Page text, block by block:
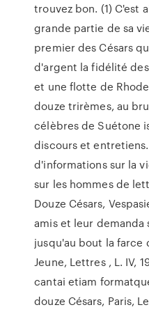
trouvez bon. (1) C'est
grande partie de sa
premier des Césars
d'argent la fidélité
et une flotte de
douze trirèmes, au
célèbres de Suétone
discours et
d'informations sur la
sur les hommes de
Douze Césars,
amis et leur demanda
jusqu'au bout la farce
Jeune, Lettres , L. IV,
cantai etiam
douze Césars, Paris,